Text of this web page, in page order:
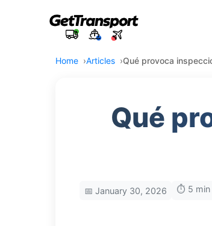
Home Articles Qué provoca
Qué
📅 January 30, 2026 ⏱️ 5 min